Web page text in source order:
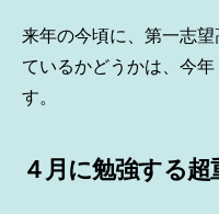
来年の今頃に、第一志
ているかどうかは、今
す。
４月に勉強する